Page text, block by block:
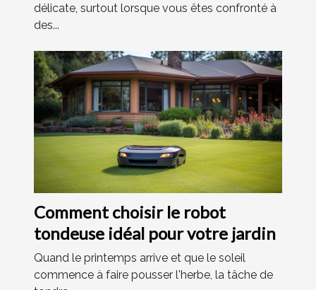
délicate, surtout lorsque vous êtes confronté à
des...
Comment choisir le robot
tondeuse idéal pour votre jardin
Quand le printemps arrive et que le soleil
commence à faire pousser l'herbe, la tâche de